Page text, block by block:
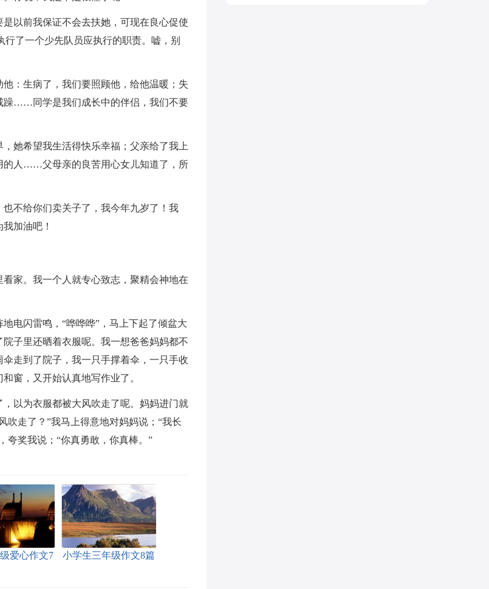
以前我保证不会去扶她，可现在良心促使
了一个少先队员应执行的职责。嘘，别
：生病了，我们要照顾他，给他温暖；失
躁……同学是我们成长中的伴侣，我们不要
她希望我生活得快乐幸福；父亲给了我上
的人……父母亲的良苦用心女儿知道了，所
不给你们卖关子了，我今年九岁了！我
加油吧！
家。我一个人就专心致志，聚精会神地在
电闪雷鸣，“哗哗哗”，马上下起了倾盆大
子里还晒着衣服呢。我一想爸爸妈妈都不
走到了院子，我一只手撑着伞，一只手收
窗，又开始认真地写作业了。
以为衣服都被大风吹走了呢。妈妈进门就
吹走了？”我马上得意地对妈妈说；“我长
夸奖我说；“你真勇敢，你真棒。”
爱心作文7
小学生三年级作文8篇